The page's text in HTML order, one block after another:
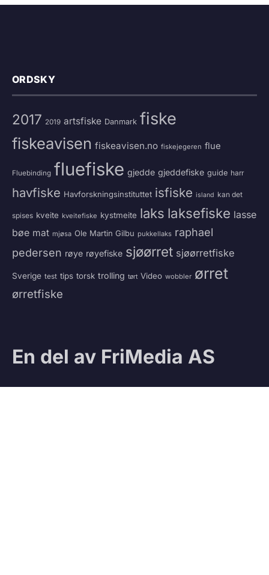
ORDSKY
2017 2019 artsfiske Danmark fiske
fiskeavisen fiskeavisen.no fiskejegeren flue
Fluebinding fluefiske gjedde gjeddefiske guide harr
havfiske Havforskningsinstituttet isfiske island kan det
spises kveite kveitefiske kystmeite laks laksefiske lasse
bøe mat mjøsa Ole Martin Gilbu pukkellaks raphael
pedersen røye røyefiske sjøørret sjøørretfiske
Sverige test tips torsk trolling tørt Video wobbler ørret
ørretfiske
En del av FriMedia AS